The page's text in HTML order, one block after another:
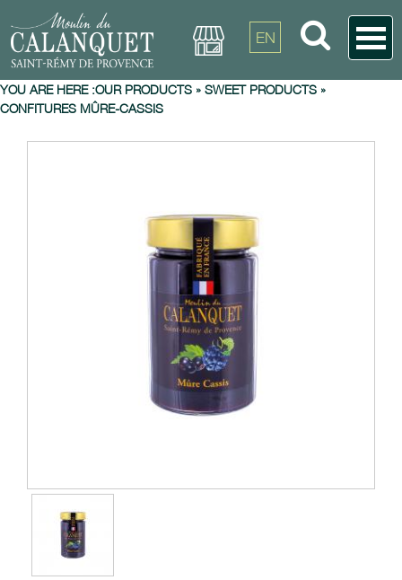
EN
YOU ARE HERE :OUR PRODUCTS » SWEET PRODUCTS »
CONFITURES MÛRE-CASSIS